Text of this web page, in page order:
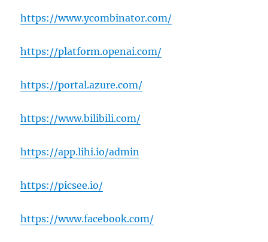
https://www.ycombinator.com/
https://platform.openai.com/
https://portal.azure.com/
https://www.bilibili.com/
https://app.lihi.io/admin
https://picsee.io/
https://www.facebook.com/